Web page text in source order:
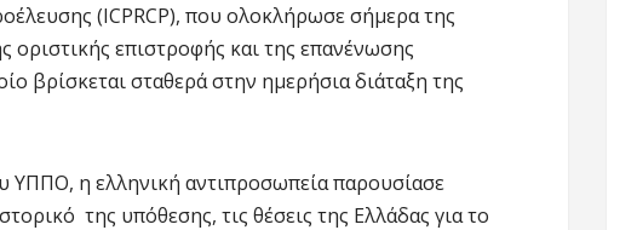
(ICPRCP), που ολοκλήρωσε σήμερα της
οριστικής επιστροφής και της επανένωσης
βρίσκεται σταθερά στην ημερήσια διάταξη της
ΥΠΠΟ, η ελληνική αντιπροσωπεία παρουσίασε
της υπόθεσης, τις θέσεις της Ελλάδας για το